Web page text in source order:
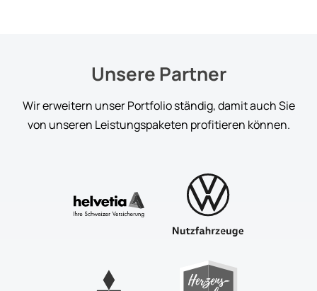
Unsere Partner
Wir erweitern unser Portfolio ständig, damit auch Sie
von unseren Leistungspaketen profitieren können.